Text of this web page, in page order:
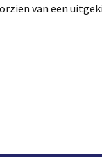
van een